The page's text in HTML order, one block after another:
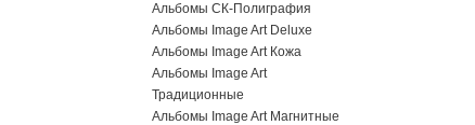
Альбомы СК-Полиграфия
Альбомы Image Art Deluxe
Альбомы Image Art Кожа
Альбомы Image Art
Традиционные
Альбомы Image Art Магнитные